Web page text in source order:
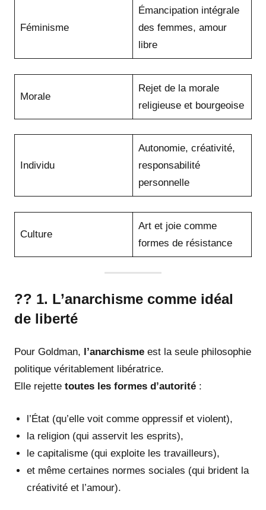
Féminisme
Émancipation intégrale
des femmes, amour
libre
Morale
Rejet de la morale
religieuse et bourgeoise
Individu
Autonomie, créativité,
responsabilité
personnelle
Culture
Art et joie comme
formes de résistance
?? 1. L’anarchisme comme idéal
de liberté
Pour Goldman, l’anarchisme est la seule philosophie
politique véritablement libératrice.
Elle rejette toutes les formes d’autorité :
l’État (qu’elle voit comme oppressif et violent),
la religion (qui asservit les esprits),
le capitalisme (qui exploite les travailleurs),
et même certaines normes sociales (qui brident la
créativité et l’amour).